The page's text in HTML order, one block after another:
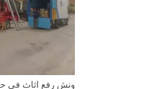
ونش رفع اثاث في